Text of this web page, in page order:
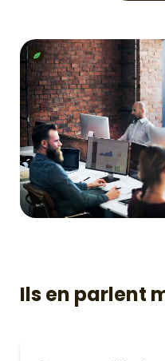
Ils en parlent